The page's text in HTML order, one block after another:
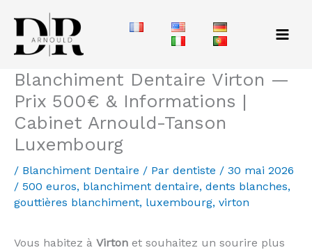
contenu
Blanchiment Dentaire Virton —
Prix 500€ & Informations |
Cabinet Arnould-Tanson
Luxembourg
/ Blanchiment Dentaire / Par dentiste / 30 mai 2026
/ 500 euros, blanchiment dentaire, dents blanches,
gouttières blanchiment, luxembourg, virton
Vous habitez à Virton et souhaitez un sourire plus